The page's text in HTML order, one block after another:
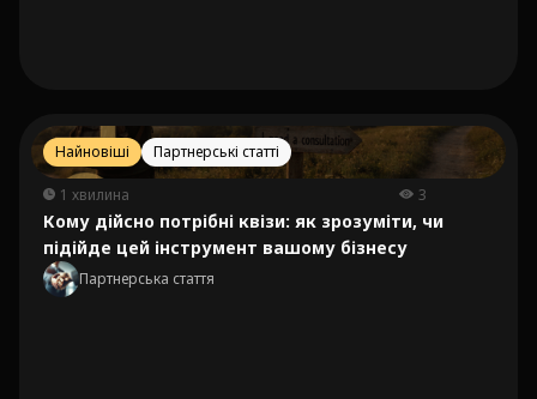
Найновіші Партнерські статті
1 хвилина 3
Кому дійсно потрібні квізи: як зрозуміти, чи
підійде цей інструмент вашому бізнесу
Партнерська стаття